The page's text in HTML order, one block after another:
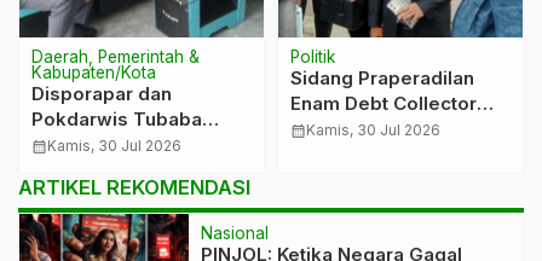
Daerah, Pemerintah &
Kabupaten/Kota
Disporapar dan
Pokdarwis Tubaba
Matangkan Usulan
sebagai Tiyuh Wisata
Berbudaya Lampung
calendar_monthKamis, 30 Jul 2026
Politik
Sidang Praperadilan
Enam Debt Collector
Masuki Pemeriksaan
calendar_monthKamis, 30 Jul 2026
ARTIKEL REKOMENDASI
Nasional
PINJOL: Ketika Negara Gagal